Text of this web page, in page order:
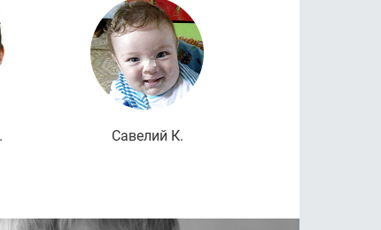
Подробнее
Савелий К.